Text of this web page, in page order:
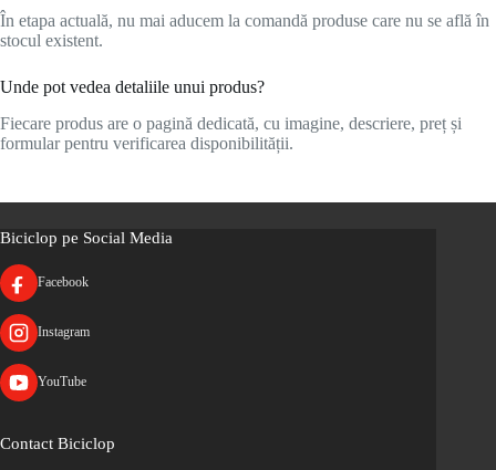
În etapa actuală, nu mai aducem la comandă produse care nu se află în
stocul existent.
Unde pot vedea detaliile unui produs?
Fiecare produs are o pagină dedicată, cu imagine, descriere, preț și
formular pentru verificarea disponibilității.
Biciclop pe Social Media
Facebook
Instagram
YouTube
Contact Biciclop